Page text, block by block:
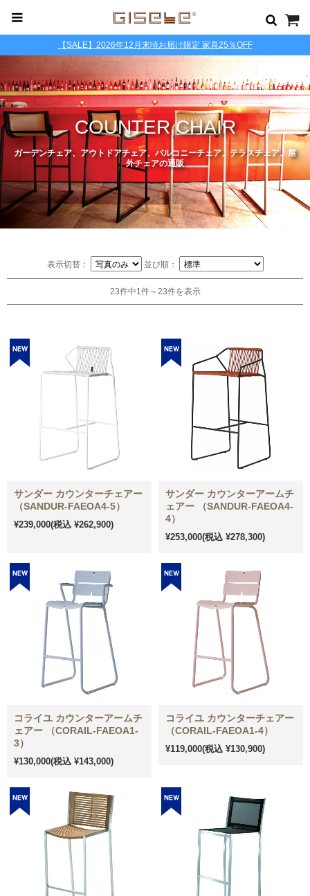
【SALE】2026年12月末頃お届け限定 家具25％OFF
COUNTER CHAIR
ガーデンチェア、アウトドアチェア、バルコニーチェア、テラスチェア、屋
外チェアの通販
表示切替： 並び順：
23件中1件～23件を表示
サンダー カウンターチェアー
（SANDUR-FAEOA4-5）
¥239,000(税込 ¥262,900)
サンダー カウンターアームチ
ェアー （SANDUR-FAEOA4-
4）
¥253,000(税込 ¥278,300)
コライユ カウンターアームチ
ェアー （CORAIL-FAEOA1-
3）
¥130,000(税込 ¥143,000)
コライユ カウンターチェアー
（CORAIL-FAEOA1-4）
¥119,000(税込 ¥130,900)